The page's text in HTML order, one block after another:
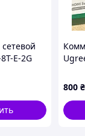
E-2G
800 ₴